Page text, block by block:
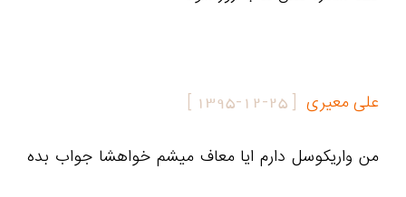
علی معیری [
1395-12-25
]
من واریکوسل دارم ایا معاف میشم خواهشا جواب بده